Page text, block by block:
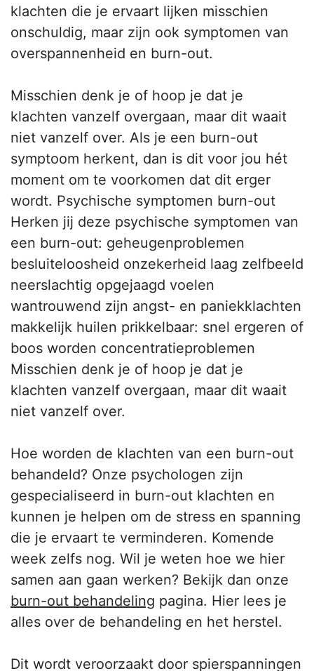
klachten die je ervaart lijken misschien
onschuldig, maar zijn ook symptomen van
overspannenheid en burn-out.
Misschien denk je of hoop je dat je
klachten vanzelf overgaan, maar dit waait
niet vanzelf over. Als je een burn-out
symptoom herkent, dan is dit voor jou hét
moment om te voorkomen dat dit erger
wordt. Psychische symptomen burn-out
Herken jij deze psychische symptomen van
een burn-out: geheugenproblemen
besluiteloosheid onzekerheid laag zelfbeeld
neerslachtig opgejaagd voelen
wantrouwend zijn angst- en paniekklachten
makkelijk huilen prikkelbaar: snel ergeren of
boos worden concentratieproblemen
Misschien denk je of hoop je dat je
klachten vanzelf overgaan, maar dit waait
niet vanzelf over.
Hoe worden de klachten van een burn-out
behandeld? Onze psychologen zijn
gespecialiseerd in burn-out klachten en
kunnen je helpen om de stress en spanning
die je ervaart te verminderen. Komende
week zelfs nog. Wil je weten hoe we hier
samen aan gaan werken? Bekijk dan onze
burn-out behandeling pagina. Hier lees je
alles over de behandeling en het herstel.
Dit wordt veroorzaakt door spierspanningen